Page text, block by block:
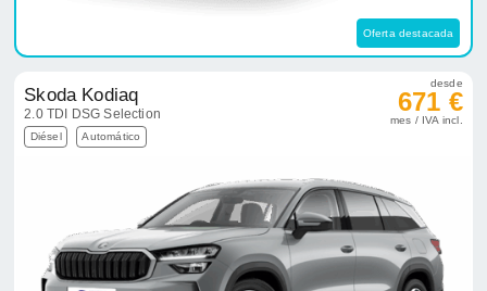
Oferta destacada
Skoda Kodiaq
2.0 TDI DSG Selection
Diésel Automático
desde
671 €
mes / IVA incl.